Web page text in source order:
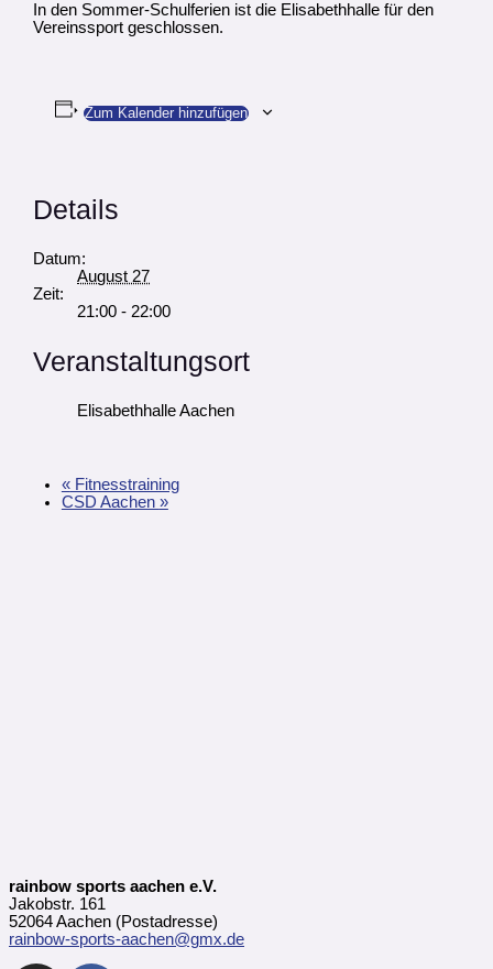
In den Sommer-Schulferien ist die Elisabethhalle für den
Vereinssport geschlossen.
Zum Kalender hinzufügen
Details
Datum:
August 27
Zeit:
21:00 - 22:00
Veranstaltungsort
Elisabethhalle Aachen
«Fitnesstraining
CSD Aachen »
rainbow sports aachen e.V.
Jakobstr. 161
52064 Aachen (Postadresse)
rainbow-sports-aachen@gmx.de